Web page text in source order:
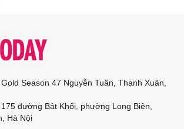
Season 47 Nguyễn Tuân, Thanh Xuân,
đường Bát Khối, phường Long Biên,
Hà Nội